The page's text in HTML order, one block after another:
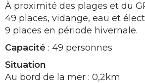
À proximité des plages et du
49 places, vidange, eau et
9 places en période hivernale.
Capacité : 49 personnes
Situation
Au bord de la mer : 0,2km